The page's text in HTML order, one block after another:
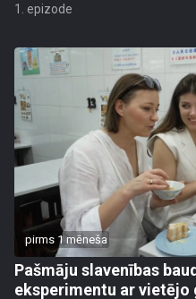
1. epizode
pirms 1 mēneša
Pašmāju slavenības
eksperimentu ar vietējo